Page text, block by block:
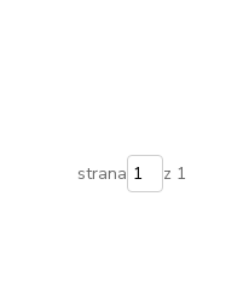
strana z 1